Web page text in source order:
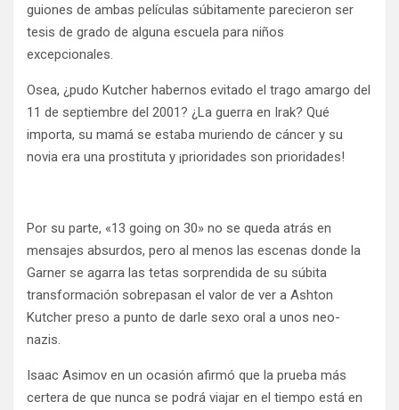
guiones de ambas películas súbitamente parecieron ser
tesis de grado de alguna escuela para niños
excepcionales.
Osea, ¿pudo Kutcher habernos evitado el trago amargo del
11 de septiembre del 2001? ¿La guerra en Irak? Qué
importa, su mamá se estaba muriendo de cáncer y su
novia era una prostituta y ¡prioridades son prioridades!
Por su parte, «13 going on 30» no se queda atrás en
mensajes absurdos, pero al menos las escenas donde la
Garner se agarra las tetas sorprendida de su súbita
transformación sobrepasan el valor de ver a Ashton
Kutcher preso a punto de darle sexo oral a unos neo-
nazis.
Isaac Asimov en un ocasión afirmó que la prueba más
certera de que nunca se podrá viajar en el tiempo está en